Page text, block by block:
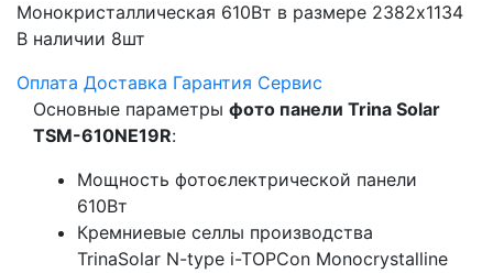
Монокристаллическая 610Вт в размере 2382х1134
В наличии 8шт
Оплата Доставка Гарантия Сервис
Основные параметры фото панели Trina Solar
TSM-610NE19R:
Мощность фотоєлектрической панели
610Вт
Кремниевые селлы производства
TrinaSolar N-type i-TOPCon Monocrystalline